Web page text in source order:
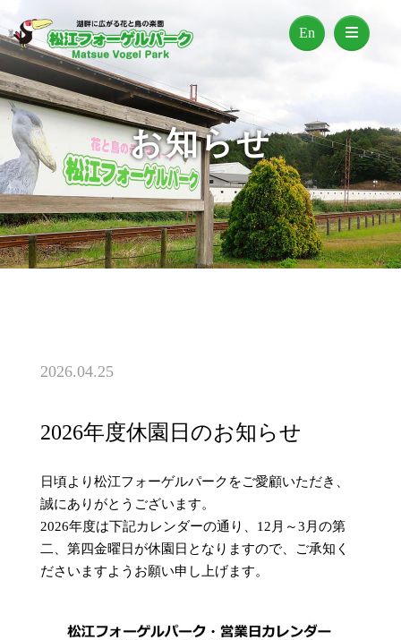
En
お知らせ
2026.04.25
2026年度休園日のお知らせ
日頃より松江フォーゲルパークをご愛顧いただき、
誠にありがとうございます。
2026年度は下記カレンダーの通り、12月～3月の第
二、第四金曜日が休園日となりますので、ご承知く
ださいますようお願い申し上げます。